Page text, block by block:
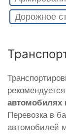
Дорожное
автомобилях
Перевозка в
автомобилей